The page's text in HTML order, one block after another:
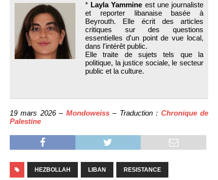
* Layla Yammine est une journaliste
et reporter libanaise basée à
Beyrouth. Elle écrit des articles
critiques sur des questions
essentielles d'un point de vue local,
dans l'intérêt public.
Elle traite de sujets tels que la
politique, la justice sociale, le secteur
public et la culture.
19 mars 2026 – Mondoweiss– Traduction : Chronique de
Palestine
HEZBOLLAH LIBAN RESISTANCE